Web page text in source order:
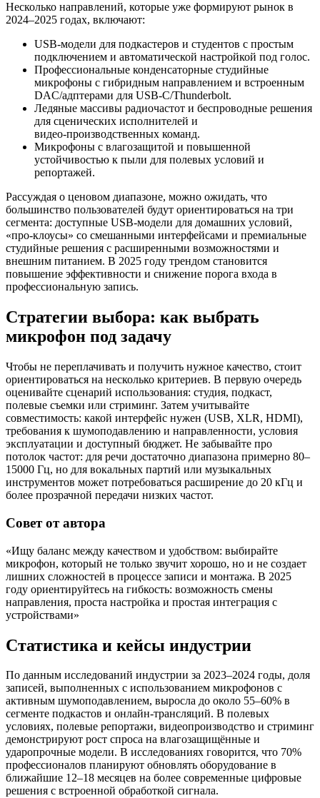
Несколько направлений, которые уже формируют рынок в
2024–2025 годах, включают:
USB‑модели для подкастеров и студентов с простым
подключением и автоматической настройкой под голос.
Профессиональные конденсаторные студийные
микрофоны с гибридным направлением и встроенным
DAC/адптерами для USB‑C/Thunderbolt.
Ледяные массивы радиочастот и беспроводные решения
для сценических исполнителей и
видео‑производственных команд.
Микрофоны с влагозащитой и повышенной
устойчивостью к пыли для полевых условий и
репортажей.
Рассуждая о ценовом диапазоне, можно ожидать, что
большинство пользователей будут ориентироваться на три
сегмента: доступные USB‑модели для домашних условий,
«про‑клоусы» со смешанными интерфейсами и премиальные
студийные решения с расширенными возможностями и
внешним питанием. В 2025 году трендом становится
повышение эффективности и снижение порога входа в
профессиональную запись.
Стратегии выбора: как выбрать
микрофон под задачу
Чтобы не переплачивать и получить нужное качество, стоит
ориентироваться на несколько критериев. В первую очередь
оценивайте сценарий использования: студия, подкаст,
полевые съемки или стриминг. Затем учитывайте
совместимость: какой интерфейс нужен (USB, XLR, HDMI),
требования к шумоподавлению и направленности, условия
эксплуатации и доступный бюджет. Не забывайте про
потолок частот: для речи достаточно диапазона примерно 80–
15000 Гц, но для вокальных партий или музыкальных
инструментов может потребоваться расширение до 20 кГц и
более прозрачной передачи низких частот.
Совет от автора
«Ищу баланс между качеством и удобством: выбирайте
микрофон, который не только звучит хорошо, но и не создает
лишних сложностей в процессе записи и монтажа. В 2025
году ориентируйтесь на гибкость: возможность смены
направления, проста настройка и простая интеграция с
устройствами»
Статистика и кейсы индустрии
По данным исследований индустрии за 2023–2024 годы, доля
записей, выполненных с использованием микрофонов с
активным шумоподавлением, выросла до около 55–60% в
сегменте подкастов и онлайн‑трансляций. В полевых
условиях, полевые репортажи, видеопроизводство и стриминг
демонстрируют рост спроса на влагозащищённые и
ударопрочные модели. В исследованиях говорится, что 70%
профессионалов планируют обновлять оборудование в
ближайшие 12–18 месяцев на более современные цифровые
решения с встроенной обработкой сигнала.